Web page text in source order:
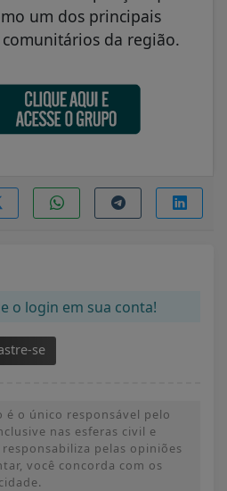
um dos principais
da região.
o login em sua conta!
se
o único responsável pelo
nas esferas civil e
pelas opiniões
você concorda com os